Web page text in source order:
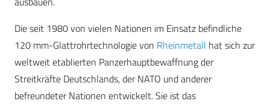
Die seit 1980 von vielen Nationen im Einsatz befindliche
120 mm-Glattrohrtechnologie von Rheinmetall hat sich zur
weltweit etablierten Panzerhauptbewaffnung der
Streitkräfte Deutschlands, der NATO und anderer
befreundeter Nationen entwickelt. Sie ist das